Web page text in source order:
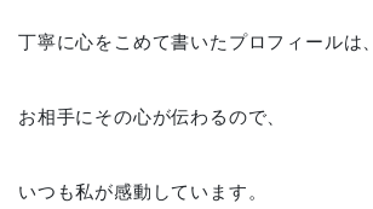
丁寧に心をこめて書いたプロフィールは、
お相手にその心が伝わるので、
いつも私が感動しています。